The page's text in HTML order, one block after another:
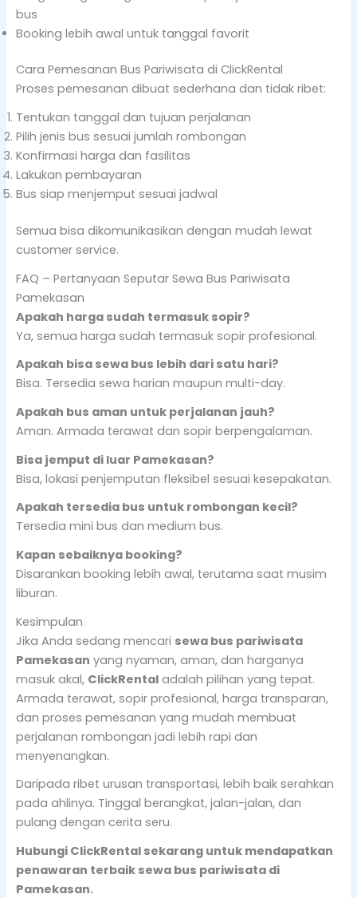
bus
Booking lebih awal untuk tanggal favorit
Cara Pemesanan Bus Pariwisata di ClickRental
Proses pemesanan dibuat sederhana dan tidak ribet:
Tentukan tanggal dan tujuan perjalanan
Pilih jenis bus sesuai jumlah rombongan
Konfirmasi harga dan fasilitas
Lakukan pembayaran
Bus siap menjemput sesuai jadwal
Semua bisa dikomunikasikan dengan mudah lewat
customer service.
FAQ – Pertanyaan Seputar Sewa Bus Pariwisata
Pamekasan
Apakah harga sudah termasuk sopir?
Ya, semua harga sudah termasuk sopir profesional.
Apakah bisa sewa bus lebih dari satu hari?
Bisa. Tersedia sewa harian maupun multi-day.
Apakah bus aman untuk perjalanan jauh?
Aman. Armada terawat dan sopir berpengalaman.
Bisa jemput di luar Pamekasan?
Bisa, lokasi penjemputan fleksibel sesuai kesepakatan.
Apakah tersedia bus untuk rombongan kecil?
Tersedia mini bus dan medium bus.
Kapan sebaiknya booking?
Disarankan booking lebih awal, terutama saat musim
liburan.
Kesimpulan
Jika Anda sedang mencari sewa bus pariwisata
Pamekasan yang nyaman, aman, dan harganya
masuk akal, ClickRentaladalah pilihan yang tepat.
Armada terawat, sopir profesional, harga transparan,
dan proses pemesanan yang mudah membuat
perjalanan rombongan jadi lebih rapi dan
menyenangkan.
Daripada ribet urusan transportasi, lebih baik serahkan
pada ahlinya. Tinggal berangkat, jalan-jalan, dan
pulang dengan cerita seru.
Hubungi ClickRental sekarang untuk mendapatkan
penawaran terbaik sewa bus pariwisata di
Pamekasan.